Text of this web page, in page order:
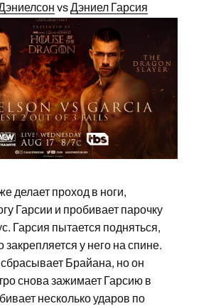
vsДэниел Гарсия
делает проход в ноги,
Гарсии и пробивает парочку
Гарсия пытается подняться,
у него на спине.
Брайана, но он
снова зажимает Гарсию в
несколько ударов по